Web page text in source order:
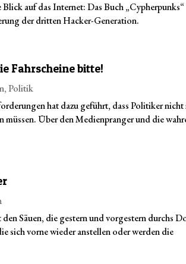
auf das Internet: Das Buch „Cypherpunks“
der dritten Hacker-Generation.
Fahrscheine bitte!
,Politik
hat dazu geführt, dass Politiker nicht
müssen. Über den Medienpranger und die
Säuen, die gestern und vorgestern durchs
sich vorne wieder anstellen oder werden die